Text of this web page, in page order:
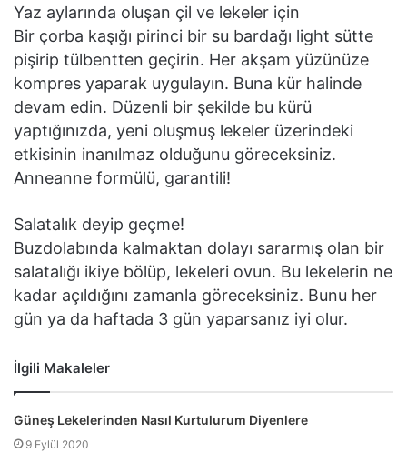
Yaz aylarında oluşan çil ve lekeler için
Bir çorba kaşığı pirinci bir su bardağı light sütte
pişirip tülbentten geçirin. Her akşam yüzünüze
kompres yaparak uygulayın. Buna kür halinde
devam edin. Düzenli bir şekilde bu kürü
yaptığınızda, yeni oluşmuş lekeler üzerindeki
etkisinin inanılmaz olduğunu göreceksiniz.
Anneanne formülü, garantili!
Salatalık deyip geçme!
Buzdolabında kalmaktan dolayı sararmış olan bir
salatalığı ikiye bölüp, lekeleri ovun. Bu lekelerin ne
kadar açıldığını zamanla göreceksiniz. Bunu her
gün ya da haftada 3 gün yaparsanız iyi olur.
İlgili Makaleler
Güneş Lekelerinden Nasıl Kurtulurum Diyenlere
9 Eylül 2020